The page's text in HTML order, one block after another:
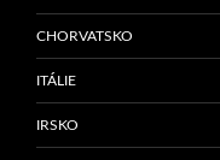
CHORVATSKO
ITÁLIE
IRSKO